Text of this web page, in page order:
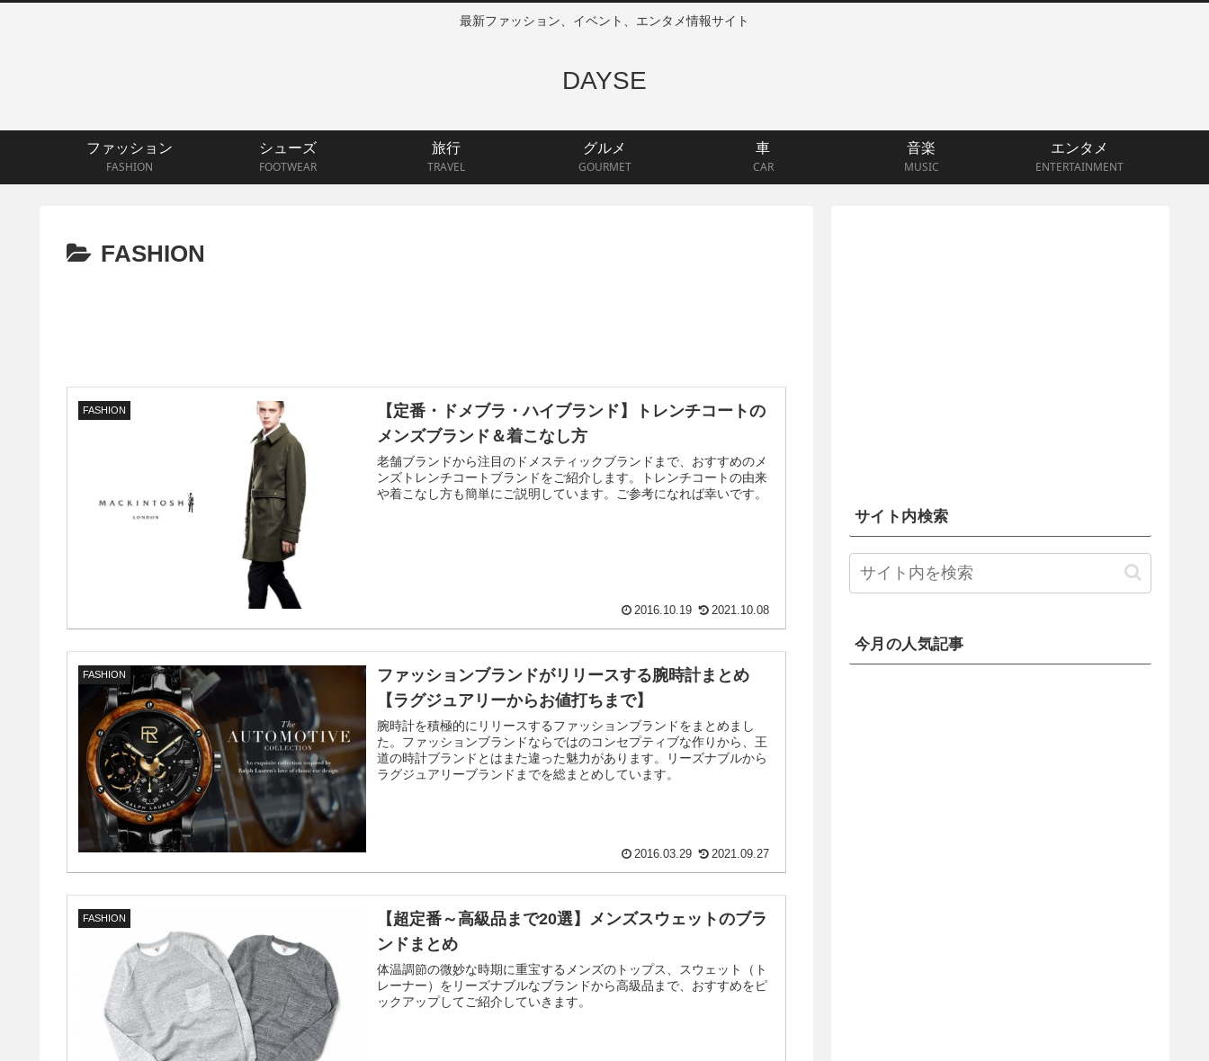
最新ファッション、イベント、エンタメ情報サイト
DAYSE
ファッション
FASHION
シューズ
FOOTWEAR
旅行
TRAVEL
グルメ
GOURMET
車
CAR
音楽
MUSIC
エンタメ
ENTERTAINMENT
FASHION
FASHION
【定番・ドメブラ・ハイブランド】トレンチコートの
メンズブランド＆着こなし方
老舗ブランドから注目のドメスティックブランドまで、おすすめのメ
ンズトレンチコートブランドをご紹介します。トレンチコートの由来
や着こなし方も簡単にご説明しています。ご参考になれば幸いです。
2016.10.19 2021.10.08
FASHION
ファッションブランドがリリースする腕時計まとめ
【ラグジュアリーからお値打ちまで】
腕時計を積極的にリリースするファッションブランドをまとめまし
た。ファッションブランドならではのコンセプティブな作りから、王
道の時計ブランドとはまた違った魅力があります。リーズナブルから
ラグジュアリーブランドまでを総まとめしています。
2016.03.29 2021.09.27
FASHION
【超定番～高級品まで20選】メンズスウェットのブラ
ンドまとめ
体温調節の微妙な時期に重宝するメンズのトップス、スウェット（ト
レーナー）をリーズナブルなブランドから高級品まで、おすすめをピ
ックアップしてご紹介していきます。
サイト内検索
今月の人気記事